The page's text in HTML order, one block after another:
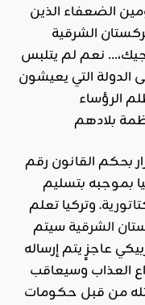
الضعفاء الذين
الشرقية
نعم لم يتلبس
الدولة التي يعيشون
الرؤساء
بحكم القانون رقم
بموجبه بتسليم
. وتركيا تعلم
الشرقيةسيتم
عاجزٍ يتم إرساله
العذاب وسيعاقب
من قبل حكومات